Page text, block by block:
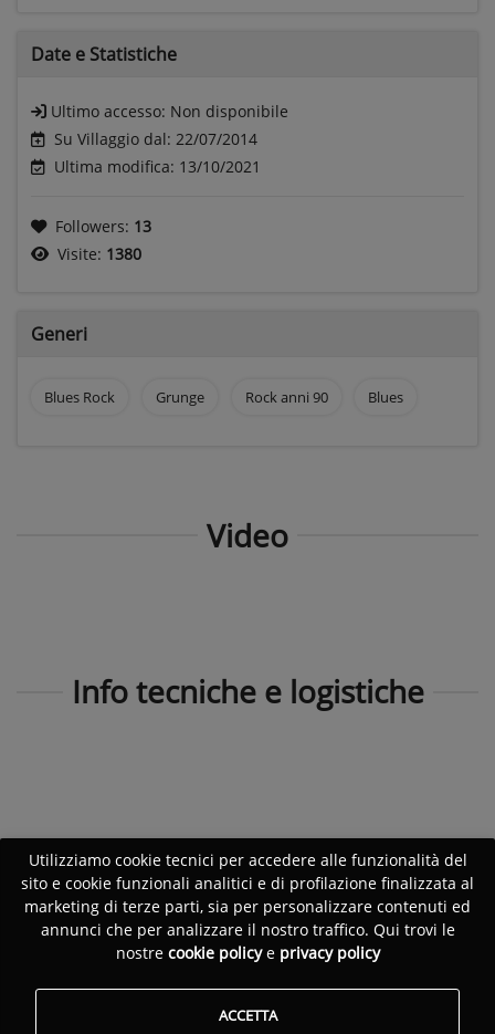
Date e Statistiche
Ultimo accesso: Non disponibile
Su Villaggio dal: 22/07/2014
Ultima modifica: 13/10/2021
Followers: 13
Visite: 1380
Generi
Blues Rock Grunge Rock anni 90 Blues
Video
Info tecniche e logistiche
Utilizziamo cookie tecnici per accedere alle funzionalità del
sito e cookie funzionali analitici e di profilazione finalizzata al
marketing di terze parti, sia per personalizzare contenuti ed
annunci che per analizzare il nostro traffico. Qui trovi le
nostre cookie policye privacy policy
ACCETTA